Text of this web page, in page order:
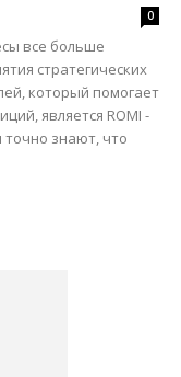
0
все больше
стратегических
который помогает
является ROMI -
точно знают, что